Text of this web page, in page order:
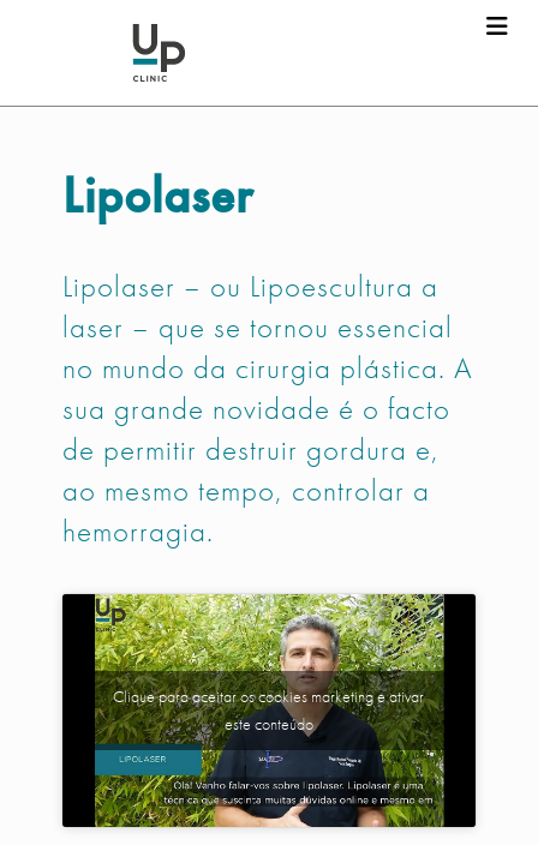
Lipolaser
Lipolaser – ou Lipoescultura a
laser – que se tornou essencial
no mundo da cirurgia plástica. A
sua grande novidade é o facto
de permitir destruir gordura e,
ao mesmo tempo, controlar a
hemorragia.
Clique para aceitar os cookies marketing e ativar
este conteúdo